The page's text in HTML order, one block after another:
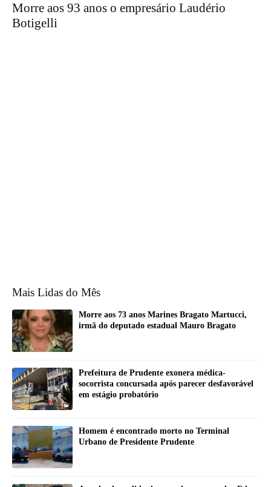
Morre aos 93 anos o empresário Laudério
Botigelli
Mais Lidas do Mês
Morre aos 73 anos Marines Bragato Martucci,
irmã do deputado estadual Mauro Bragato
Prefeitura de Prudente exonera médica-
socorrista concursada após parecer desfavorável
em estágio probatório
Homem é encontrado morto no Terminal
Urbano de Presidente Prudente